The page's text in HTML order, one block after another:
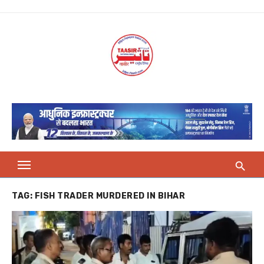
TAG: FISH TRADER MURDERED IN BIHAR